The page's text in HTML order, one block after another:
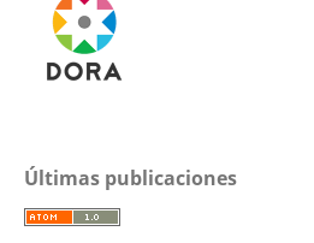
Últimas publicaciones